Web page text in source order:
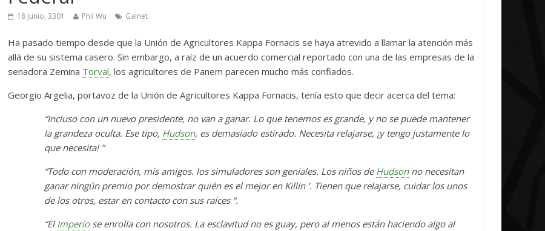
18 junio, 3301 Phil Wu Galnet
Ha pasado tiempo desde que la Unión de Agricultores Kappa Fornacis se haya atrevido a llamar la atención más
allá de su sistema casero. Sin embargo, a raíz de un acuerdo comercial reportado con una de las empresas de la
senadora Zemina Torval, los agricultores de Panem parecen mucho más confiados.
Georgio Argelia, portavoz de la Unión de Agricultores Kappa Fornacis, tenía esto que decir acerca del tema:
“Incluso con un nuevo presidente, no van a ganar. Lo que tenemos es grande, y no se puede mantener
la grandeza oculta. Ese tipo, Hudson, es demasiado estirado. Necesita relajarse, ¡y tengo justamente lo
que necesita! ”
“Todo con moderación, mis amigos. los simuladores son geniales. Los niños de Hudsonno necesitan
ganar ningún premio por demostrar quién es el mejor en Killin ‘. Tienen que relajarse, cuidar los unos
de los otros, estar en contacto con sus raíces “.
“El Imperiose enrolla con nosotros. La esclavitud no es guay, pero al menos están haciendo algo al
Mayo de 2026
28 mayo, 2026 Txus 0